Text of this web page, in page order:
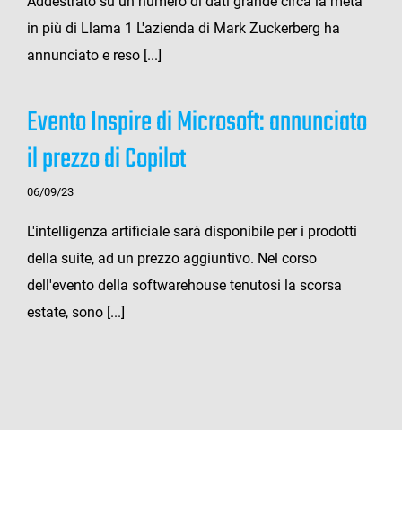
in più di Llama 1 L'azienda di Mark Zuckerberg ha
annunciato e reso [...]
Evento Inspire di Microsoft: annunciato
il prezzo di Copilot
06/09/23
L'intelligenza artificiale sarà disponibile per i prodotti
della suite, ad un prezzo aggiuntivo. Nel corso
dell'evento della softwarehouse tenutosi la scorsa
estate, sono [...]